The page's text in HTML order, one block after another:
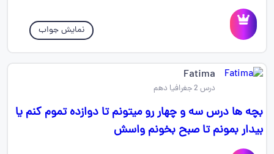
نمایش جواب
Fatima
درس 2 جغرافیا دهم
بچه ها درس سه و چهار رو میتونم تا دوازده تموم کنم یا
بیدار بمونم تا صبح بخونم واسش